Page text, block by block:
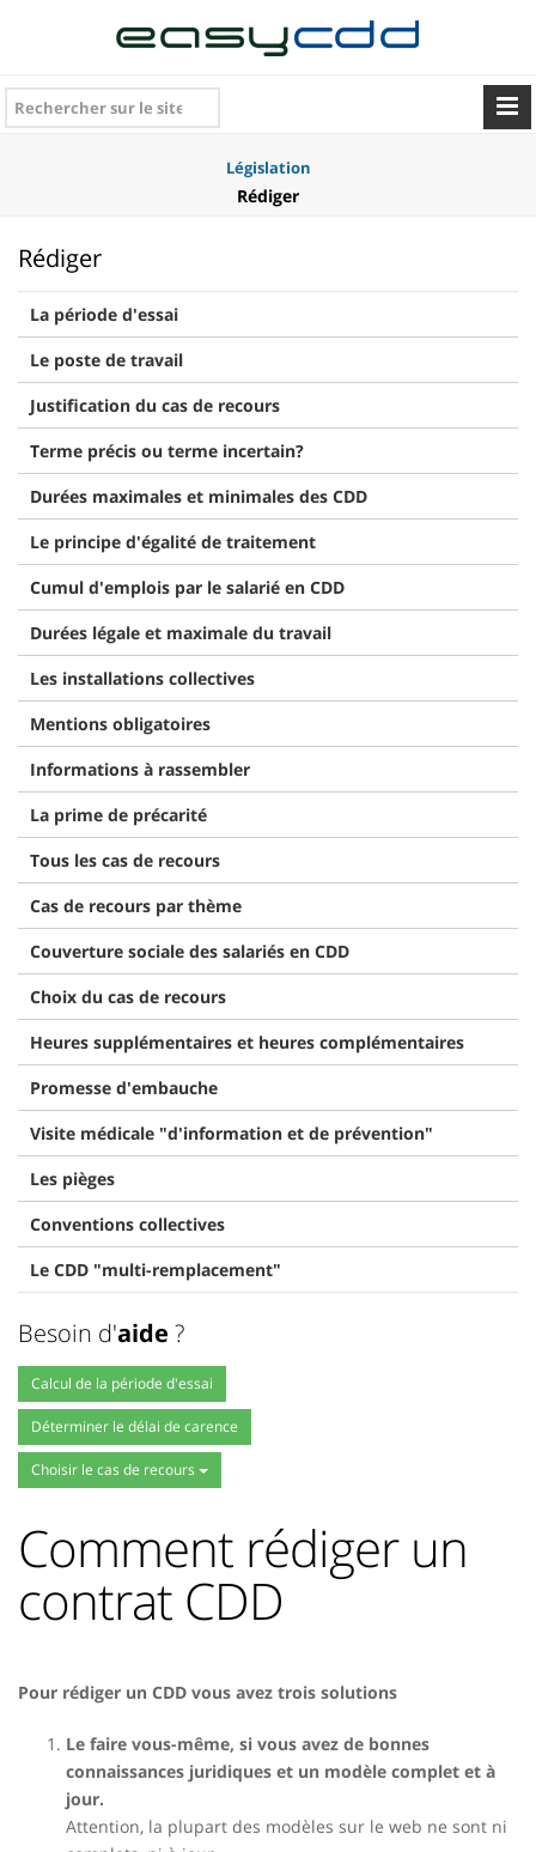
Législation
Rédiger
Rédiger
La période d'essai
Le poste de travail
Justification du cas de recours
Terme précis ou terme incertain?
Durées maximales et minimales des CDD
Le principe d'égalité de traitement
Cumul d'emplois par le salarié en CDD
Durées légale et maximale du travail
Les installations collectives
Mentions obligatoires
Informations à rassembler
La prime de précarité
Tous les cas de recours
Cas de recours par thème
Couverture sociale des salariés en CDD
Choix du cas de recours
Heures supplémentaires et heures complémentaires
Promesse d'embauche
Visite médicale "d'information et de prévention"
Les pièges
Conventions collectives
Le CDD "multi-remplacement"
Besoin d'aide ?
Calcul de la période d'essai
Déterminer le délai de carence
Choisir le cas de recours
Comment rédiger un
contrat CDD
Pour rédiger un CDD vous avez trois solutions
Le faire vous-même, si vous avez de bonnes
connaissances juridiques et un modèle complet et à
jour.
Attention, la plupart des modèles sur le web ne sont ni